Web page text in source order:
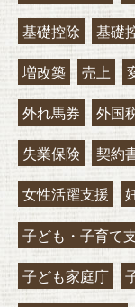
基礎控除 基礎
増改築 売上
外れ馬券 外国
失業保険 契約
女性活躍支援
子ども・子育て
子ども家庭庁